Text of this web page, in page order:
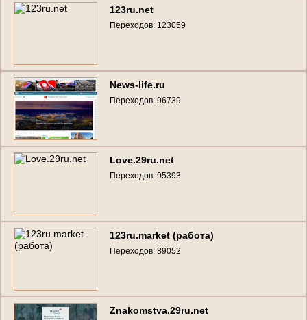
123ru.net
Переходов: 123059
News-life.ru
Переходов: 96739
Love.29ru.net
Переходов: 95393
123ru.market (работа)
Переходов: 89052
Znakomstva.29ru.net